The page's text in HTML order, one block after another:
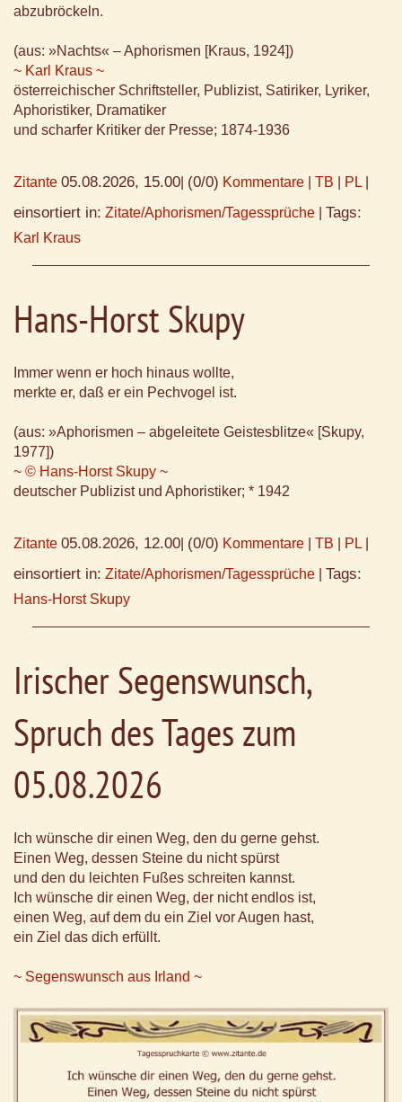
abzubröckeln.
(aus: »Nachts« – Aphorismen [Kraus, 1924])
~ Karl Kraus ~
österreichischer Schriftsteller, Publizist, Satiriker, Lyriker,
Aphoristiker, Dramatiker
und scharfer Kritiker der Presse; 1874-1936
Zitante 05.08.2026, 15.00 (0/0) Kommentare TB PL
einsortiert in: Zitate/Aphorismen/Tagessprüche Tags:
Karl Kraus
Hans-Horst Skupy
Immer wenn er hoch hinaus wollte,
merkte er, daß er ein Pechvogel ist.
(aus: »Aphorismen – abgeleitete Geistesblitze« [Skupy,
1977])
~ © Hans-Horst Skupy ~
deutscher Publizist und Aphoristiker; * 1942
Zitante 05.08.2026, 12.00 (0/0) Kommentare TB PL
einsortiert in: Zitate/Aphorismen/Tagessprüche Tags:
Hans-Horst Skupy
Irischer Segenswunsch,
Spruch des Tages zum
05.08.2026
Ich wünsche dir einen Weg, den du gerne gehst.
Einen Weg, dessen Steine du nicht spürst
und den du leichten Fußes schreiten kannst.
Ich wünsche dir einen Weg, der nicht endlos ist,
einen Weg, auf dem du ein Ziel vor Augen hast,
ein Ziel das dich erfüllt.
~ Segenswunsch aus Irland ~